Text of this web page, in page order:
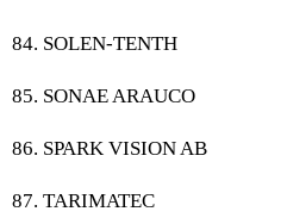
84. SOLEN-TENTH
85. SONAE ARAUCO
86. SPARK VISION AB
87. TARIMATEC